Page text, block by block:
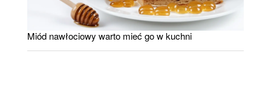
Miód nawłociowy warto mieć go w kuchni